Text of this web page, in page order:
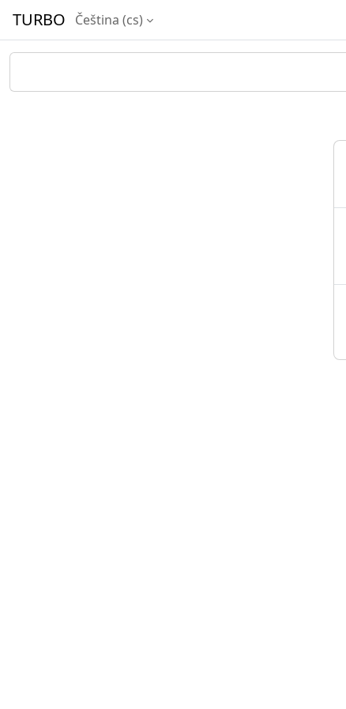
Přejít k hlavnímu obsahu
TURBO Čeština ‎(cs)‎